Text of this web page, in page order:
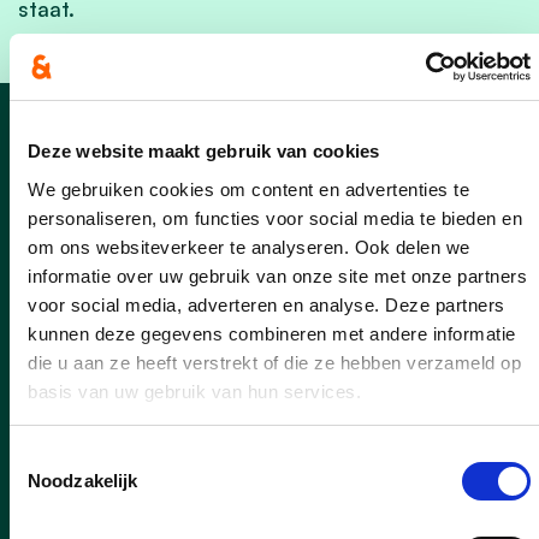
Deze website maakt gebruik van cookies
We gebruiken cookies om content en advertenties te
personaliseren, om functies voor social media te bieden en
om ons websiteverkeer te analyseren. Ook delen we
informatie over uw gebruik van onze site met onze partners
voor social media, adverteren en analyse. Deze partners
kunnen deze gegevens combineren met andere informatie
die u aan ze heeft verstrekt of die ze hebben verzameld op
basis van uw gebruik van hun services.
Noodzakelijk
staat.
Nieuws van cd&v
Blijdorp